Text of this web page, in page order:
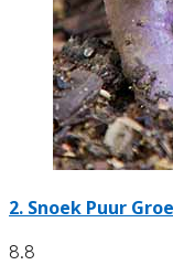
2. Snoek Puur
8.8